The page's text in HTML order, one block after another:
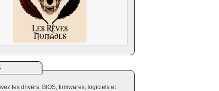
les drivers, BIOS, firmwares, logiciels et